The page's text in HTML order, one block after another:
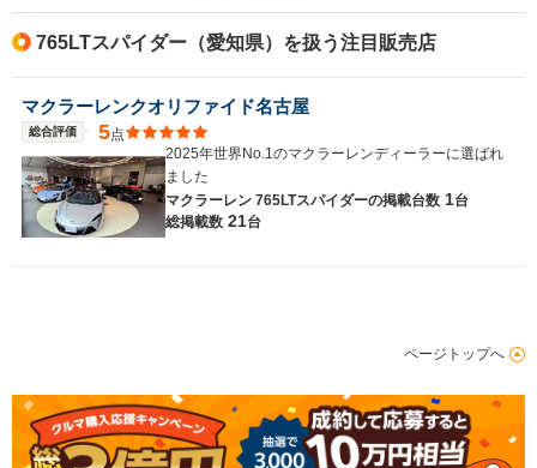
765LTスパイダー（愛知県）を扱う注目販売店
マクラーレンクオリファイド名古屋
総合評価 5点
2025年世界No.1のマクラーレンディーラーに選ばれ
ました
マクラーレン 765LTスパイダーの掲載台数 1台
総掲載数 21台
ページトップへ